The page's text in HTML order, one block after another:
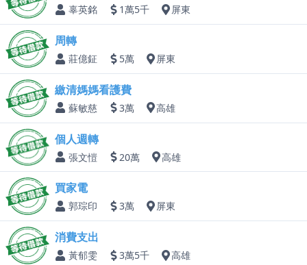
辜英銘 1萬5千 屏東
周轉
莊億鉦 5萬 屏東
繳清媽媽看護費
蘇敏慈 3萬 高雄
個人週轉
張文愷 20萬 高雄
買家電
郭琮印 3萬 屏東
消費支出
黃郁雯 3萬5千 高雄